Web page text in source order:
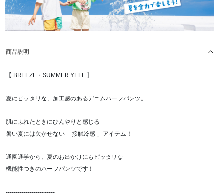
商品説明
【 BREEZE・SUMMER YELL 】
夏にピッタリな、加工感のあるデニムハーフパンツ。
肌にふれたときにひんやりと感じる
暑い夏には欠かせない「 接触冷感 」アイテム！
通園通学から、夏のお出かけにもピッタリな
機能性つきのハーフパンツです！
-------------------------